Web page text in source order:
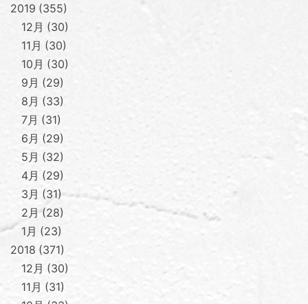
2019 355
12月
30
11月
30
10月
30
9月
29
8月
33
7月
31
6月
29
5月
32
4月
29
3月
31
2月
28
1月
23
2018 371
12月
30
11月
31